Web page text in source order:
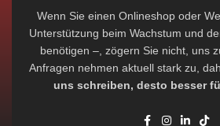
Wenn Sie einen Onlineshop oder
Unterstützung beim Wachstum und
benötigen –, zögern Sie nicht, uns
Anfragen nehmen aktuell stark zu,
uns schreiben, desto besser